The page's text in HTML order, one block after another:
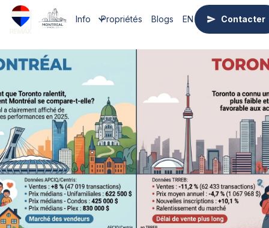
Info Propriétés Blogs EN Contacter